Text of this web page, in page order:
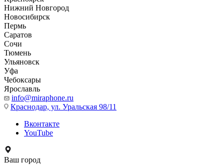
Нижний Новгород
Новосибирск
Пермь
Саратов
Сочи
Тюмень
Ульяновск
Уфа
Чебоксары
Ярославль
info@miraphone.ru
Краснодар, ул. Уральская 98/11
Вконтакте
YouTube
Ваш город